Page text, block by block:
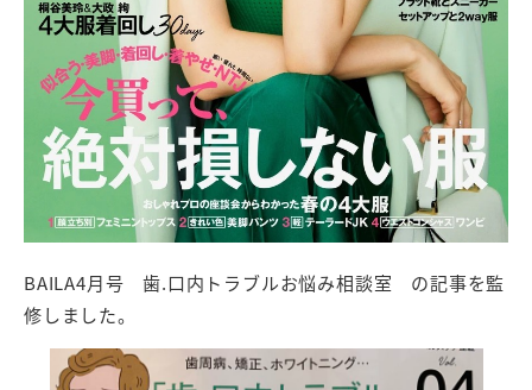
BAILA4月号 歯.口内トラブルお悩み相談室 の記事を監
修しました。